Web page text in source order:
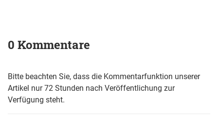
0 Kommentare
Bitte beachten Sie, dass die Kommentarfunktion unserer
Artikel nur 72 Stunden nach Veröffentlichung zur
Verfügung steht.